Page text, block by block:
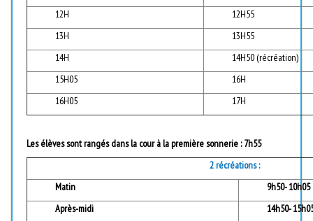
12H
12H55
13H
13H55
14H
14H50 (récréation)
15H05
16H
16H05
17H
Les élèves sont rangés dans la cour à la première sonnerie : 7h55
2 récréations :
Matin
9h50- 10h05
Après-midi
14h50-